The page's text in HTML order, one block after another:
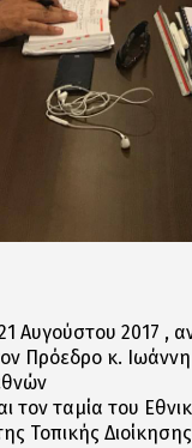
Αυγούστου 2017 ,
Πρόεδρο κ.
τον ταμία του
Τοπικής